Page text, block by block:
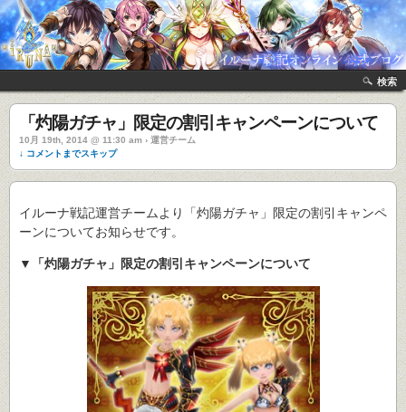
検索
「灼陽ガチャ」限定の割引キャンペーンについて
10月 19th, 2014 @ 11:30 am › 運営チーム
↓ コメントまでスキップ
イルーナ戦記運営チームより「灼陽ガチャ」限定の割引キャンペ
ーンについてお知らせです。
▼「灼陽ガチャ」限定の割引キャンペーンについて